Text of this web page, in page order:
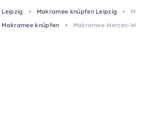
Leipzig Makramee knüpfen Leipzig
Makramee knüpfen Makramee-Herzen-